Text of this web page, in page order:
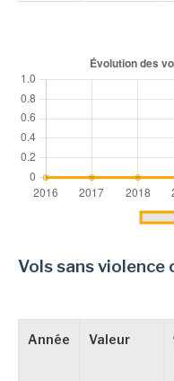
Vols sans
Année Valeur